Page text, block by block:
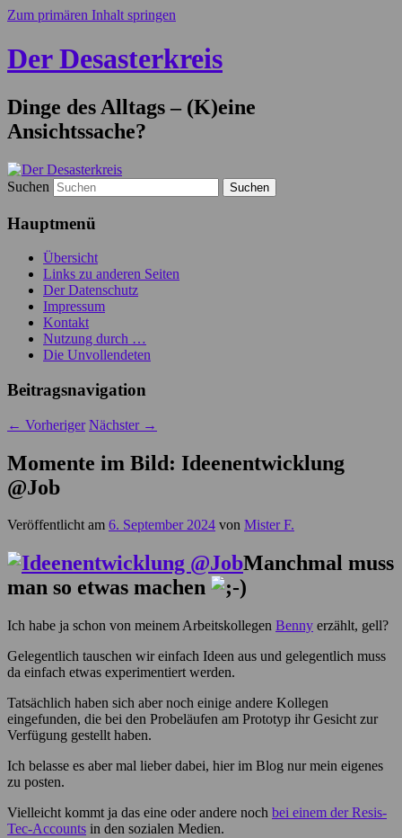
Zum primären Inhalt springen
Der Desasterkreis
Dinge des Alltags – (K)eine
Ansichtssache?
Suchen
Hauptmenü
Übersicht
Links zu anderen Seiten
Der Datenschutz
Impressum
Kontakt
Nutzung durch …
Die Unvollendeten
Beitragsnavigation
← Vorheriger Nächster →
Momente im Bild: Ideenentwicklung
@Job
Veröffentlicht am 6. September 2024 von Mister F.
Manchmal muss
man so etwas machen
Ich habe ja schon von meinem Arbeitskollegen Benny erzählt, gell?
Gelegentlich tauschen wir einfach Ideen aus und gelegentlich muss
da einfach etwas experimentiert werden.
Tatsächlich haben sich aber noch einige andere Kollegen
eingefunden, die bei den Probeläufen am Prototyp ihr Gesicht zur
Verfügung gestellt haben.
Ich belasse es aber mal lieber dabei, hier im Blog nur mein eigenes
zu posten.
Vielleicht kommt ja das eine oder andere noch bei einem der Resis-
Tec-Accounts in den sozialen Medien.